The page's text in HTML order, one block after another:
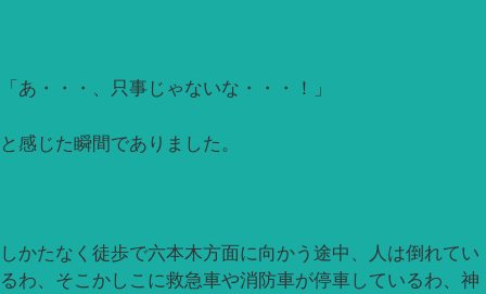
「あ・・・、只事じゃないな・・・！」
と感じた瞬間でありました。
しかたなく徒歩で六本木方面に向かう途中、人は倒れてい
るわ、そこかしこに救急車や消防車が停車しているわ、神